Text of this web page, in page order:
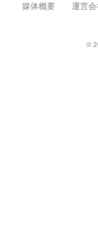
媒体概要
運営会
©